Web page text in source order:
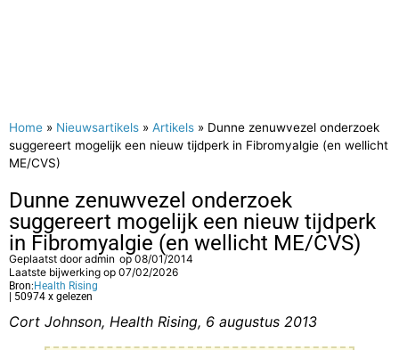
Home » Nieuwsartikels » Artikels » Dunne zenuwvezel onderzoek
suggereert mogelijk een nieuw tijdperk in Fibromyalgie (en wellicht
ME/CVS)
Dunne zenuwvezel onderzoek
suggereert mogelijk een nieuw tijdperk
in Fibromyalgie (en wellicht ME/CVS)
Geplaatst dooradmin op 08/01/2014
Laatste bijwerking op 07/02/2026
Bron: Health Rising
| 50974 x gelezen
Cort Johnson, Health Rising, 6 augustus 2013